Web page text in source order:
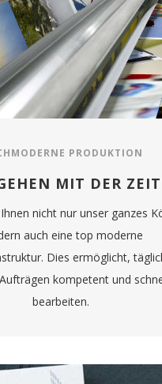
PRODUKTION
MIT DER ZEIT
nicht nur unser ganzes
auch eine top moderne
Dies ermöglicht,
kompetent und
bearbeiten.